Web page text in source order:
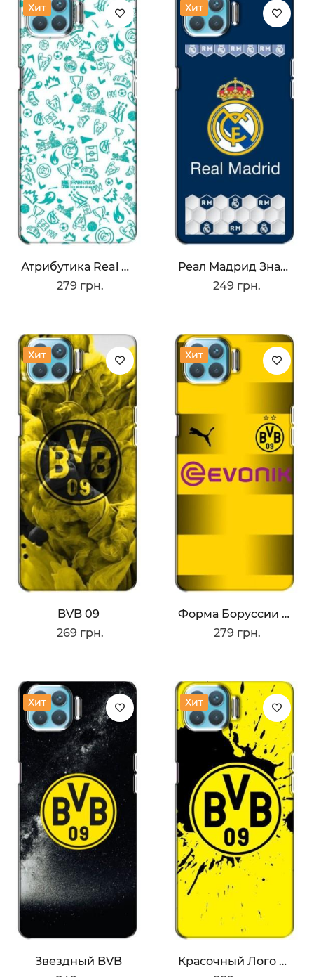
Хит
Атрибутика Real Madrid
279 грн.
Хит
Реал Мадрид Значок
249 грн.
Хит
BVB 09
269 грн.
Хит
Форма Боруссии Дортмунд
279 грн.
Хит
Звездный BVB
Хит
Красочный Лого BVB